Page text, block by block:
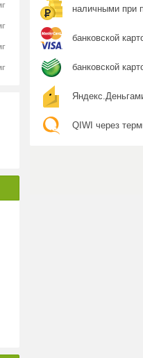
наличными при
банковской
банковской
QIWI через